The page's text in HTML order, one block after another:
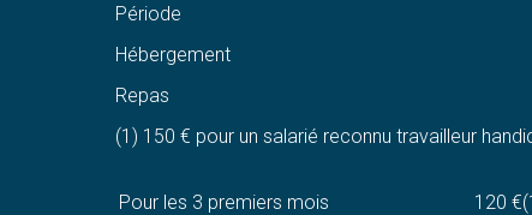
Période
Hébergement
Repas
(1) 150 € pour un salarié reconnu travailleur
Pour les 3 premiers mois 120